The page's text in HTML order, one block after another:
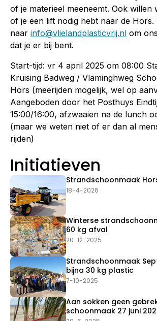
of je materieel meeneemt. Ook willen
of je een lift nodig hebt naar de Hors.
naar info@vlielandplasticvrij.nl om
dat je er bij bent.
Start-tijd: vr 4 april 2025 om 08:00
Kruising Badweg / Vlaminghweg
Hors (meerijden mogelijk, wel op
Aangeboden door het Posthuys
15:00/16:00, afzwaaien na de lunch
(maar we weten niet of er dan al
rijden)
Initiatieven
Strandschoonmaak
18-4-2026
Winterse
60 kg afval
20-12-2025
Strandschoonmaak
bijna 30 kg plastic
7-10-2025
Aan sokken geen
schoonmaak 27 juni